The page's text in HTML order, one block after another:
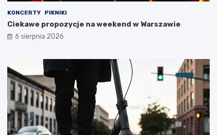
KONCERTY PIKNIKI
Ciekawe propozycje na weekend w Warszawie
6 sierpnia 2026